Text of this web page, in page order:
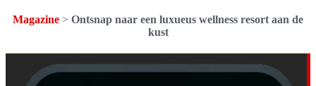
Magazine > Ontsnap naar een luxueus wellness resort aan de
kust